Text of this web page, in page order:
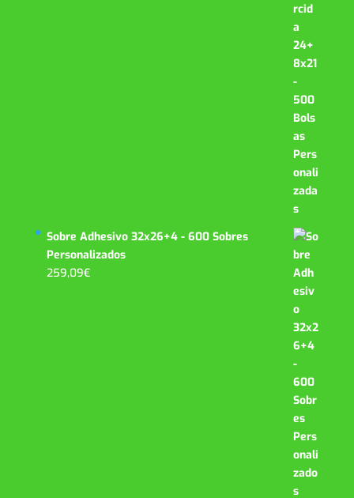
Sobre Adhesivo 32x26+4 - 600 Sobres
Personalizados
259,09€